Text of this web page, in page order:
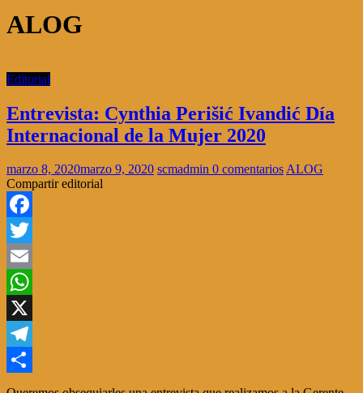
ALOG
Editorial
Entrevista: Cynthia Perišić Ivandić Día
Internacional de la Mujer 2020
marzo 8, 2020marzo 9, 2020 scmadmin 0 comentariosALOG
Compartir editorial
Facebook
Twitter
Email
WhatsApp
X
Telegram
Compartir